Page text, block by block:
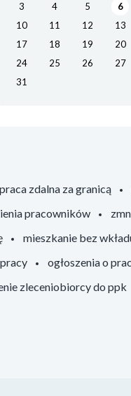
3
4 5 6
10
11 12 13
17
18 19 20
24
25 26 27
31
praca zdalna za granicą
pracowników
mieszkanie bez
ogłoszenia o
zleceniobiorcy do ppk